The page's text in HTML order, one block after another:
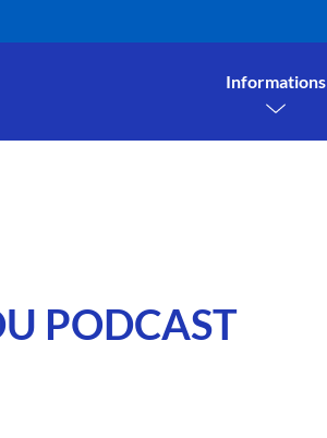
Informations
PODCAST